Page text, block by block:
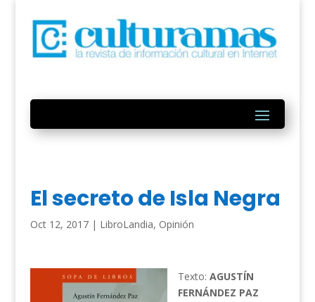
El secreto de Isla Negra
Oct 12, 2017| LibroLandia, Opinión
Texto: AGUSTÍN
FERNÁNDEZ PAZ